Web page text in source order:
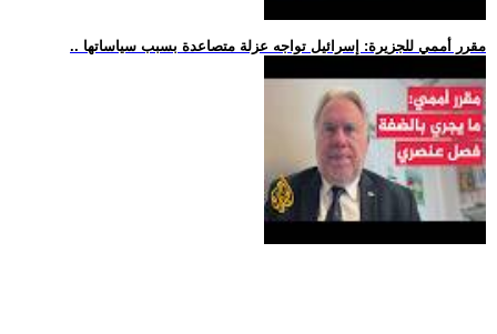
.. مقرر أممي للجزيرة: إسرائيل تواجه عزلة متصاعدة بسبب سياساتها